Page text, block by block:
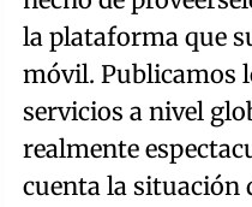
la plataforma que
móvil. Publicamos
servicios a nivel
realmente
cuenta la situación